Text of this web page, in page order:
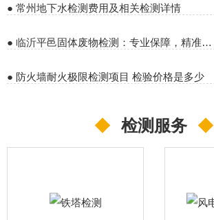
● 常州地下水检测费用及相关检测详情
● 临沂平邑固体废物检测：专业保障，精准检测
● 防火墙耐火极限检测项目 检验价格是多少
◆ 检测服务 ◆